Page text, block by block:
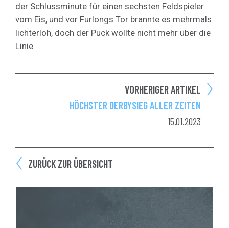
der Schlussminute für einen sechsten Feldspieler
vom Eis, und vor Furlongs Tor brannte es mehrmals
lichterloh, doch der Puck wollte nicht mehr über die
Linie.
VORHERIGER ARTIKEL
HÖCHSTER DERBYSIEG ALLER ZEITEN
15.01.2023
ZURÜCK ZUR ÜBERSICHT